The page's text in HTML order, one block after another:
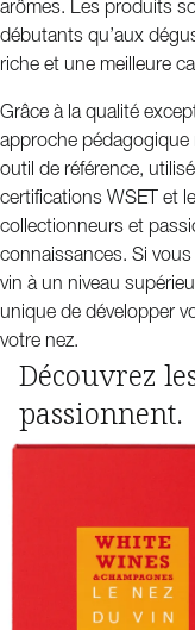
arômes. Les produits
débutants qu’aux
riche et une meilleure
Grâce à la qualité
approche pédagogique
outil de référence,
certifications WSET et
collectionneurs et
connaissances. Si
vin à un niveau
unique de développer
votre nez.
Découvrez
passionnent.